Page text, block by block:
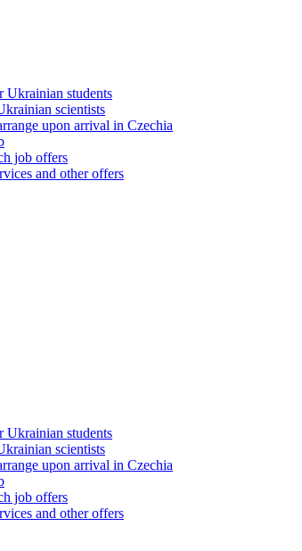
Ukrainian students
scientists
upon arrival in Czechia
job offers
and other offers
Ukrainian students
scientists
upon arrival in Czechia
job offers
and other offers